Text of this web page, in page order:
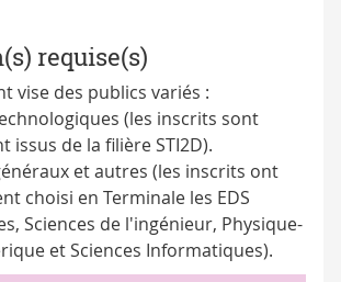
requise(s)
vise des publics variés :
(les inscrits sont
issus de la filière STI2D).
et autres (les inscrits ont
choisi en Terminale les EDS
Sciences de l'ingénieur, Physique-
et Sciences Informatiques).